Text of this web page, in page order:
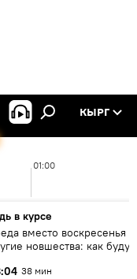
КЫРГ
01:00
в курсе
вместо воскресенья и
новшества: как будут
38 мин